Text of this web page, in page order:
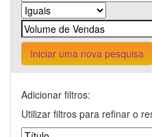
Iniciar uma nova pesquisa
Adicionar filtros:
Utilizar filtros para refinar o